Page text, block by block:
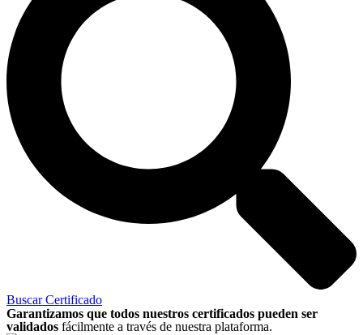
Buscar Certificado
Garantizamos que todos nuestros certificados pueden ser
validados fácilmente a través de nuestra plataforma.